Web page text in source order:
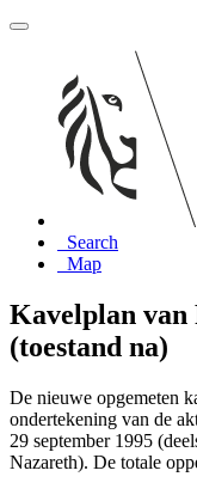
Search
Map
Kavelplan
(toestand na)
De nieuwe opgemeten
ondertekening van de
29 september 1995
Nazareth). De totale